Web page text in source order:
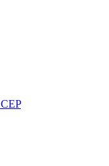
CEP